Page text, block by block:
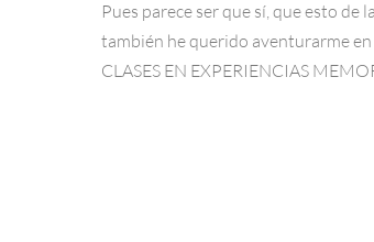
Pues parece ser que sí, que esto
también he querido aventurarme en
CLASES EN EXPERIENCIAS